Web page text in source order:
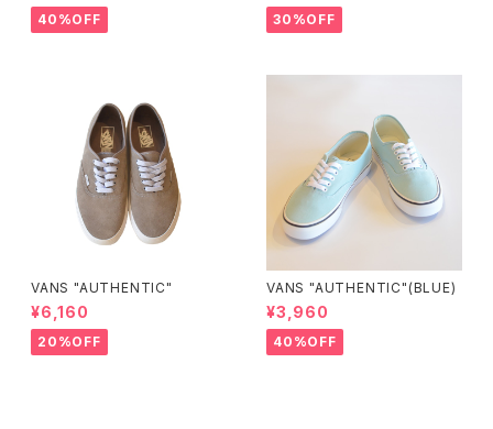
40%OFF 30%OFF
VANS "AUTHENTIC"
¥6,160
20%OFF
VANS "AUTHENTIC"(BLUE)
¥3,960
40%OFF